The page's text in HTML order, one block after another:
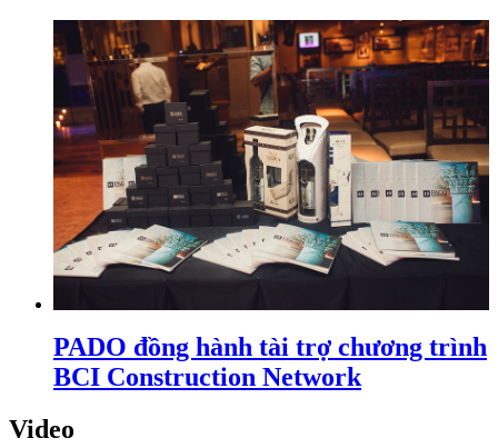
PADO đồng hành tài trợ chương trình
BCI Construction Network
Video